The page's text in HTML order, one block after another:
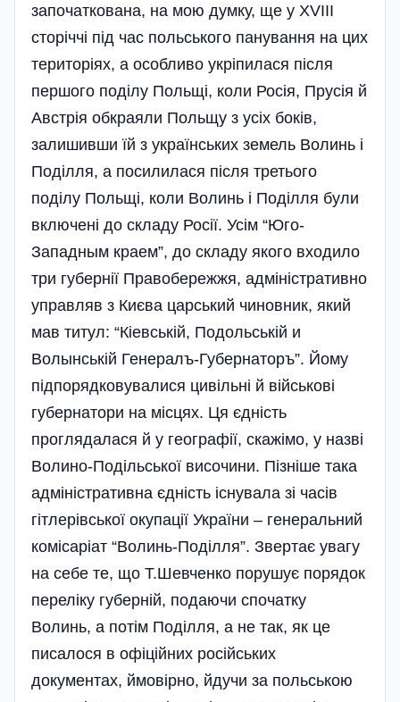
започаткована, на мою думку, ще у XVIII
сторіччі під час польського панування на цих
територіях, а особливо укріпилася після
першого поділу Польщі, коли Росія, Прусія й
Австрія обкраяли Польщу з усіх боків,
залишивши їй з українських земель Волинь і
Поділля, а посилилася після третього
поділу Польщі, коли Волинь і Поділля були
включені до складу Росії. Усім “Юго-
Западным краем”, до складу якого входило
три губернії Правобережжя, адміністративно
управляв з Києва царський чиновник, який
мав титул: “Кіевській, Подольській и
Волынській Генералъ-Губернаторъ”. Йому
підпорядковувалися цивільні й військові
губернатори на місцях. Ця єдність
проглядалася й у географії, скажімо, у назві
Волино-Подільської височини. Пізніше така
адміністративна єдність існувала зі часів
гітлерівської окупації України – генеральний
комісаріат “Волинь-Поділля”. Звертає увагу
на себе те, що Т.Шевченко порушує порядок
переліку губерній, подаючи спочатку
Волинь, а потім Поділля, а не так, як це
писалося в офіційних російських
документах, ймовірно, йдучи за польською